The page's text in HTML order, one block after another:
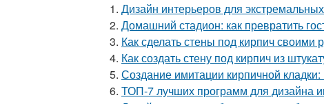
1. Дизайн интерьеров для
2. Домашний стадион: как превратить
3. Как сделать стены под кирпич своими
4. Как создать стену под кирпич из
5. Создание имитации кирпичной
6. ТОП-7 лучших программ для дизайна